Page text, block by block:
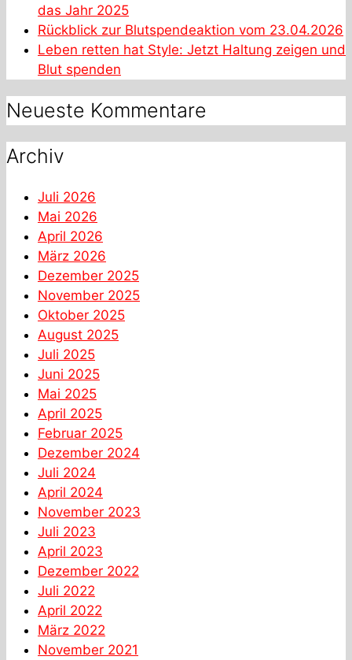
das Jahr 2025
Rückblick zur Blutspendeaktion vom 23.04.2026
Leben retten hat Style: Jetzt Haltung zeigen und
Blut spenden
Neueste Kommentare
Archiv
Juli 2026
Mai 2026
April 2026
März 2026
Dezember 2025
November 2025
Oktober 2025
August 2025
Juli 2025
Juni 2025
Mai 2025
April 2025
Februar 2025
Dezember 2024
Juli 2024
April 2024
November 2023
Juli 2023
April 2023
Dezember 2022
Juli 2022
April 2022
März 2022
November 2021